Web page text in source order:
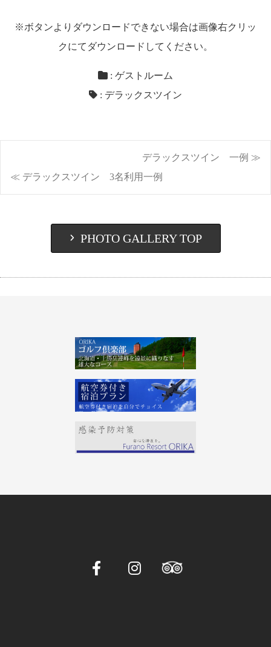
※ボタンよりダウンロードできない場合は画像右クリッ
クにてダウンロードしてください。
: ゲストルーム
: デラックスツイン
稿
ゲ
デラックスツイン 一例 ≫
≪ デラックスツイン 3名利用一例
PHOTO GALLERY TOP